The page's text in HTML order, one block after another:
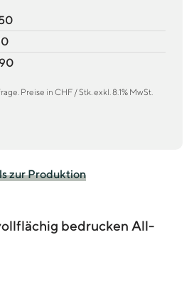
Preise in CHF / Stk. exkl. 8.1% MwSt.
zur Produktion
bedrucken All-